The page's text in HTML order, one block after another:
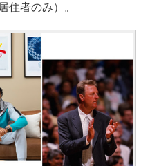
住者のみ）。